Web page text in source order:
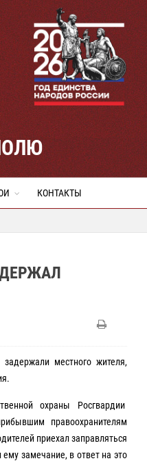
КОНТАКТЫ
местного жителя,
охраны Росгвардии
правоохранителям
приехал заправляться
ему замечание, в ответ на это